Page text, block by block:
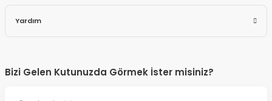
Yardım
Bizi Gelen Kutunuzda Görmek İster misiniz?